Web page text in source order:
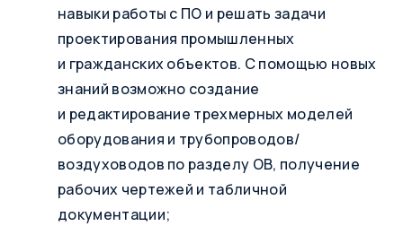
навыки работы с ПО и решать задачи
проектирования промышленных
и гражданских объектов. С помощью новых
знаний возможно создание
и редактирование трехмерных моделей
оборудования и трубопроводов/
воздуховодов по разделу ОВ, получение
рабочих чертежей и табличной
документации;